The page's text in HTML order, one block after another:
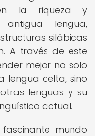
la riqueza y
lengua,
silábicas
A través de este
mejor no solo
lengua celta, sino
lenguas y su
actual.
mundo